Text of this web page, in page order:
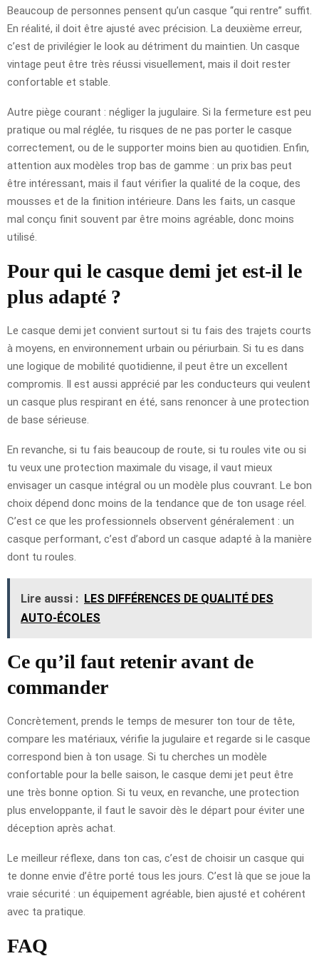
Beaucoup de personnes pensent qu’un casque “qui rentre” suffit.
En réalité, il doit être ajusté avec précision. La deuxième erreur,
c’est de privilégier le look au détriment du maintien. Un casque
vintage peut être très réussi visuellement, mais il doit rester
confortable et stable.
Autre piège courant : négliger la jugulaire. Si la fermeture est peu
pratique ou mal réglée, tu risques de ne pas porter le casque
correctement, ou de le supporter moins bien au quotidien. Enfin,
attention aux modèles trop bas de gamme : un prix bas peut
être intéressant, mais il faut vérifier la qualité de la coque, des
mousses et de la finition intérieure. Dans les faits, un casque
mal conçu finit souvent par être moins agréable, donc moins
utilisé.
Pour qui le casque demi jet est-il le
plus adapté ?
Le casque demi jet convient surtout si tu fais des trajets courts
à moyens, en environnement urbain ou périurbain. Si tu es dans
une logique de mobilité quotidienne, il peut être un excellent
compromis. Il est aussi apprécié par les conducteurs qui veulent
un casque plus respirant en été, sans renoncer à une protection
de base sérieuse.
En revanche, si tu fais beaucoup de route, si tu roules vite ou si
tu veux une protection maximale du visage, il vaut mieux
envisager un casque intégral ou un modèle plus couvrant. Le bon
choix dépend donc moins de la tendance que de ton usage réel.
C’est ce que les professionnels observent généralement : un
casque performant, c’est d’abord un casque adapté à la manière
dont tu roules.
Lire aussi : LES DIFFÉRENCES DE QUALITÉ DES
AUTO-ÉCOLES
Ce qu’il faut retenir avant de
commander
Concrètement, prends le temps de mesurer ton tour de tête,
compare les matériaux, vérifie la jugulaire et regarde si le casque
correspond bien à ton usage. Si tu cherches un modèle
confortable pour la belle saison, le casque demi jet peut être
une très bonne option. Si tu veux, en revanche, une protection
plus enveloppante, il faut le savoir dès le départ pour éviter une
déception après achat.
Le meilleur réflexe, dans ton cas, c’est de choisir un casque qui
te donne envie d’être porté tous les jours. C’est là que se joue la
vraie sécurité : un équipement agréable, bien ajusté et cohérent
avec ta pratique.
FAQ